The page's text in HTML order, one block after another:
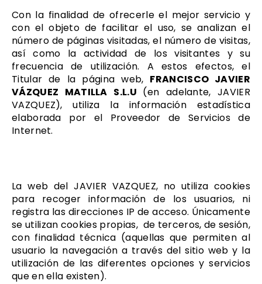
Con la finalidad de ofrecerle el mejor servicio y
con el objeto de facilitar el uso, se analizan el
número de páginas visitadas, el número de visitas,
así como la actividad de los visitantes y su
frecuencia de utilización. A estos efectos, el
Titular de la página web, FRANCISCO JAVIER
VÁZQUEZ MATILLA S.L.U (en adelante, JAVIER
VAZQUEZ), utiliza la información estadística
elaborada por el Proveedor de Servicios de
Internet.
La web del JAVIER VAZQUEZ, no utiliza cookies
para recoger información de los usuarios, ni
registra las direcciones IP de acceso. Únicamente
se utilizan cookies propias, de terceros, de sesión,
con finalidad técnica (aquellas que permiten al
usuario la navegación a través del sitio web y la
utilización de las diferentes opciones y servicios
que en ella existen).